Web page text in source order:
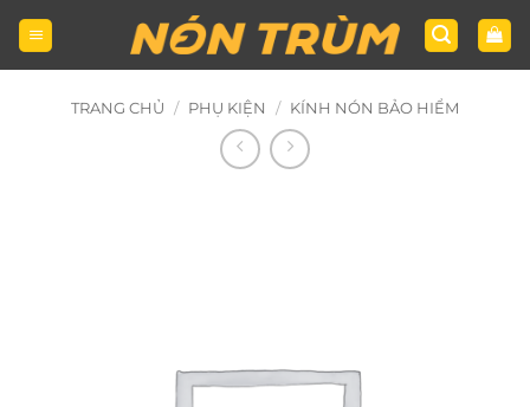
Bỏ
qua
nội
TRANG CHỦ / PHỤ KIỆN / KÍNH NÓN BẢO HIỂM